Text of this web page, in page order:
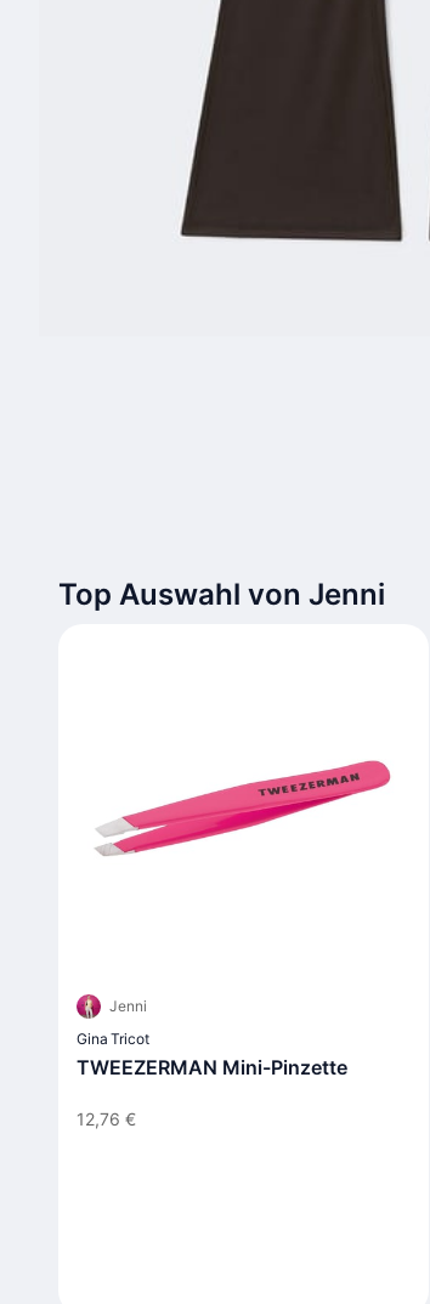
Top Auswahl von Jenni
Jenni
Gina Tricot
TWEEZERMAN Mini-Pinzette
12,76 €